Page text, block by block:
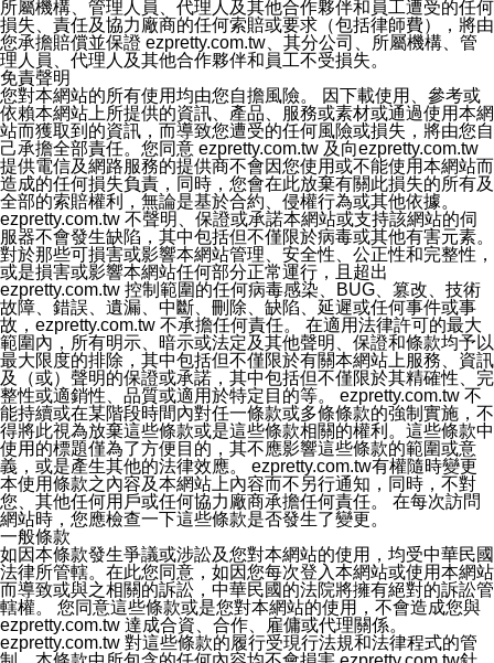
所屬機構、管理人員、代理人及其他合作夥伴和員工遭受的任何
損失、責任及協力廠商的任何索賠或要求（包括律師費），將由
您承擔賠償並保證 ezpretty.com.tw、其分公司、所屬機構、管
理人員、代理人及其他合作夥伴和員工不受損失。
免責聲明
您對本網站的所有使用均由您自擔風險。 因下載使用、參考或
依賴本網站上所提供的資訊、產品、服務或素材或通過使用本網
站而獲取到的資訊，而導致您遭受的任何風險或損失，將由您自
己承擔全部責任。您同意 ezpretty.com.tw 及向ezpretty.com.tw
提供電信及網路服務的提供商不會因您使用或不能使用本網站而
造成的任何損失負責，同時，您會在此放棄有關此損失的所有及
全部的索賠權利，無論是基於合約、侵權行為或其他依據。
ezpretty.com.tw 不聲明、保證或承諾本網站或支持該網站的伺
服器不會發生缺陷，其中包括但不僅限於病毒或其他有害元素。
對於那些可損害或影響本網站管理、安全性、公正性和完整性，
或是損害或影響本網站任何部分正常運行，且超出
ezpretty.com.tw 控制範圍的任何病毒感染、BUG、篡改、技術
故障、錯誤、遺漏、中斷、刪除、缺陷、延遲或任何事件或事
故，ezpretty.com.tw 不承擔任何責任。 在適用法律許可的最大
範圍內，所有明示、暗示或法定及其他聲明、保證和條款均予以
最大限度的排除，其中包括但不僅限於有關本網站上服務、資訊
及（或）聲明的保證或承諾，其中包括但不僅限於其精確性、完
整性或適銷性、品質或適用於特定目的等。 ezpretty.com.tw 不
能持續或在某階段時間內對任一條款或多條條款的強制實施，不
得將此視為放棄這些條款或是這些條款相關的權利。這些條款中
使用的標題僅為了方便目的，其不應影響這些條款的範圍或意
義，或是產生其他的法律效應。 ezpretty.com.tw有權隨時變更
本使用條款之內容及本網站上內容而不另行通知，同時，不對
您、其他任何用戶或任何協力廠商承擔任何責任。 在每次訪問
網站時，您應檢查一下這些條款是否發生了變更。
一般條款
如因本條款發生爭議或涉訟及您對本網站的使用，均受中華民國
法律所管轄。在此您同意，如因您每次登入本網站或使用本網站
而導致或與之相關的訴訟，中華民國的法院將擁有絕對的訴訟管
轄權。 您同意這些條款或是您對本網站的使用，不會造成您與
ezpretty.com.tw 達成合資、合作、雇傭或代理關係。
ezpretty.com.tw 對這些條款的履行受現行法規和法律程式的管